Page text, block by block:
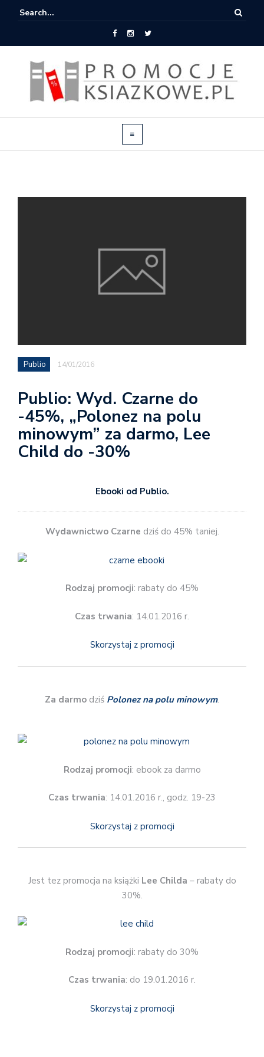
Publio 14/01/2016
Publio: Wyd. Czarne do
-45%, „Polonez na polu
minowym” za darmo, Lee
Child do -30%
Ebooki od Publio.
Wydawnictwo Czarne dziś do 45% taniej.
Rodzaj promocji: rabaty do 45%
Czas trwania: 14.01.2016 r.
Skorzystaj z promocji
Za darmo dziś Polonez na polu minowym.
Rodzaj promocji: ebook za darmo
Czas trwania: 14.01.2016 r., godz. 19-23
Skorzystaj z promocji
Jest tez promocja na książki Lee Childa – rabaty do
30%.
Rodzaj promocji: rabaty do 30%
Czas trwania: do 19.01.2016 r.
Skorzystaj z promocji